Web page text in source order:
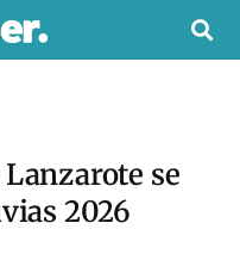
se
2026